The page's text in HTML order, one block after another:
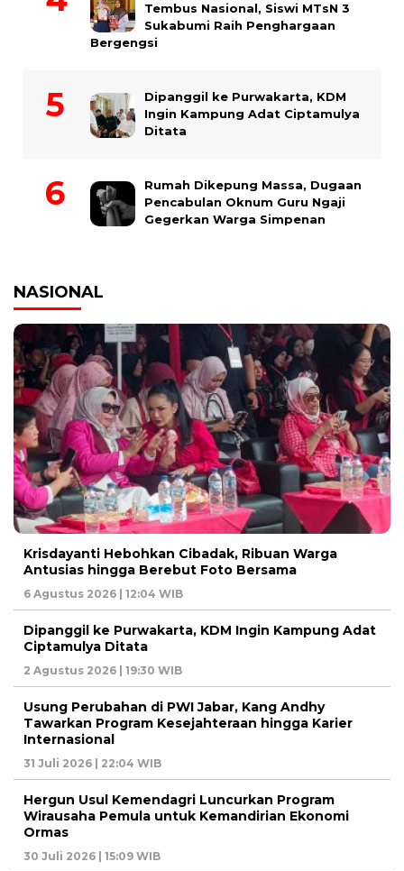
Tembus Nasional, Siswi MTsN 3
Sukabumi Raih Penghargaan
Bergengsi
Dipanggil ke Purwakarta, KDM
Ingin Kampung Adat Ciptamulya
Ditata
Rumah Dikepung Massa, Dugaan
Pencabulan Oknum Guru Ngaji
Gegerkan Warga Simpenan
NASIONAL
Krisdayanti Hebohkan Cibadak, Ribuan Warga
Antusias hingga Berebut Foto Bersama
6 Agustus 2026 | 12:04 WIB
Dipanggil ke Purwakarta, KDM Ingin Kampung Adat
Ciptamulya Ditata
2 Agustus 2026 | 19:30 WIB
Usung Perubahan di PWI Jabar, Kang Andhy
Tawarkan Program Kesejahteraan hingga Karier
Internasional
31 Juli 2026 | 22:04 WIB
Hergun Usul Kemendagri Luncurkan Program
Wirausaha Pemula untuk Kemandirian Ekonomi
Ormas
30 Juli 2026 | 15:09 WIB